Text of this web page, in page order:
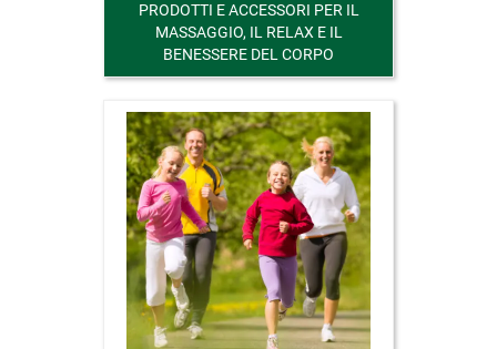
PRODOTTI E ACCESSORI PER IL
MASSAGGIO, IL RELAX E IL
BENESSERE DEL CORPO